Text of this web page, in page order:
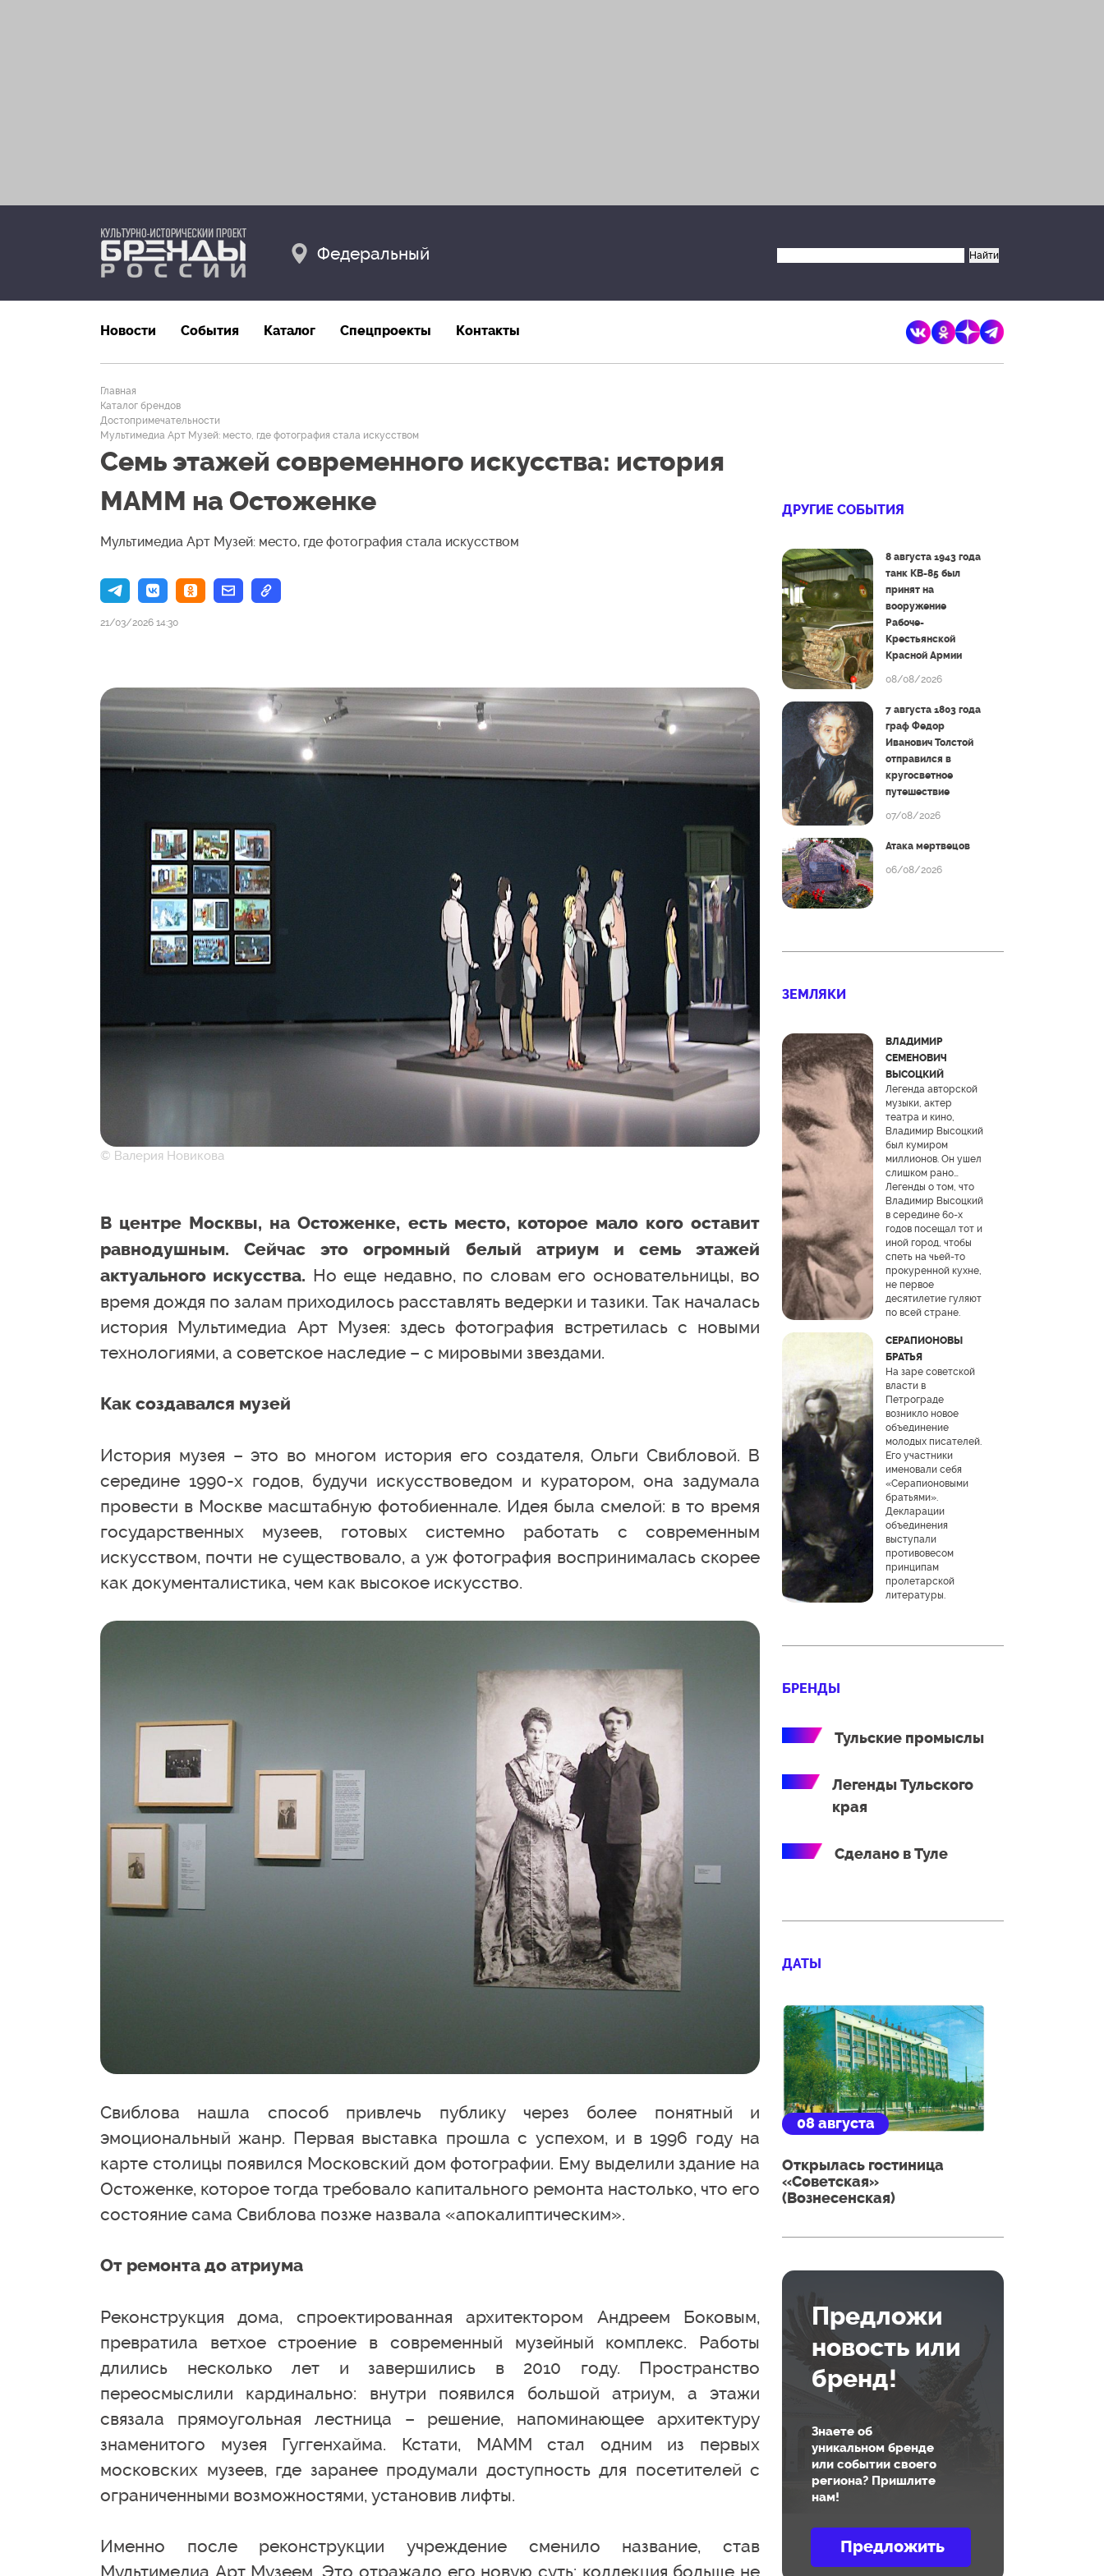
Федеральный
Новости События Каталог Спецпроекты Контакты
Главная
Каталог брендов
Достопримечательности
Мультимедиа Арт Музей: место, где фотография стала искусством
Семь этажей современного искусства: история
МАММ на Остоженке
Мультимедиа Арт Музей: место, где фотография стала искусством
21/03/2026 14:30
© Валерия Новикова
В центре Москвы, на Остоженке, есть место, которое мало кого оставит
равнодушным. Сейчас это огромный белый атриум и семь этажей
актуального искусства. Но еще недавно, по словам его основательницы, во
время дождя по залам приходилось расставлять ведерки и тазики. Так началась
история Мультимедиа Арт Музея: здесь фотография встретилась с новыми
технологиями, а советское наследие – с мировыми звездами.
Как создавался музей
История музея – это во многом история его создателя, Ольги Свибловой. В
середине 1990-х годов, будучи искусствоведом и куратором, она задумала
провести в Москве масштабную фотобиеннале. Идея была смелой: в то время
государственных музеев, готовых системно работать с современным
искусством, почти не существовало, а уж фотография воспринималась скорее
как документалистика, чем как высокое искусство.
Свиблова нашла способ привлечь публику через более понятный и
эмоциональный жанр. Первая выставка прошла с успехом, и в 1996 году на
карте столицы появился Московский дом фотографии. Ему выделили здание на
Остоженке, которое тогда требовало капитального ремонта настолько, что его
состояние сама Свиблова позже назвала «апокалиптическим».
От ремонта до атриума
Реконструкция дома, спроектированная архитектором Андреем Боковым,
превратила ветхое строение в современный музейный комплекс. Работы
длились несколько лет и завершились в 2010 году. Пространство
переосмыслили кардинально: внутри появился большой атриум, а этажи
связала прямоугольная лестница – решение, напоминающее архитектуру
знаменитого музея Гуггенхайма. Кстати, МАММ стал одним из первых
московских музеев, где заранее продумали доступность для посетителей с
ограниченными возможностями, установив лифты.
Именно после реконструкции учреждение сменило название, став
Мультимедиа Арт Музеем. Это отражало его новую суть: коллекция больше не
ДРУГИЕ СОБЫТИЯ
8 августа 1943 года
танк КВ-85 был
принят на
вооружение
Рабоче-
Крестьянской
Красной Армии
08/08/2026
7 августа 1803 года
граф Федор
Иванович Толстой
отправился в
кругосветное
путешествие
07/08/2026
Атака мертвецов
06/08/2026
ЗЕМЛЯКИ
ВЛАДИМИР
СЕМЕНОВИЧ
ВЫСОЦКИЙ
Легенда авторской
музыки, актер
театра и кино,
Владимир Высоцкий
был кумиром
миллионов. Он ушел
слишком рано…
Легенды о том, что
Владимир Высоцкий
в середине 60-х
годов посещал тот и
иной город, чтобы
спеть на чьей-то
прокуренной кухне,
не первое
десятилетие гуляют
по всей стране.
СЕРАПИОНОВЫ
БРАТЬЯ
На заре советской
власти в
Петрограде
возникло новое
объединение
молодых писателей.
Его участники
именовали себя
«Серапионовыми
братьями».
Декларации
объединения
выступали
противовесом
принципам
пролетарской
литературы.
БРЕНДЫ
Тульские промыслы
Легенды Тульского
края
Сделано в Туле
ДАТЫ
08 августа
Открылась гостиница
«Советская»
(Вознесенская)
Предложи
новость или
бренд!
Знаете об
уникальном бренде
или событии своего
региона? Пришлите
нам!